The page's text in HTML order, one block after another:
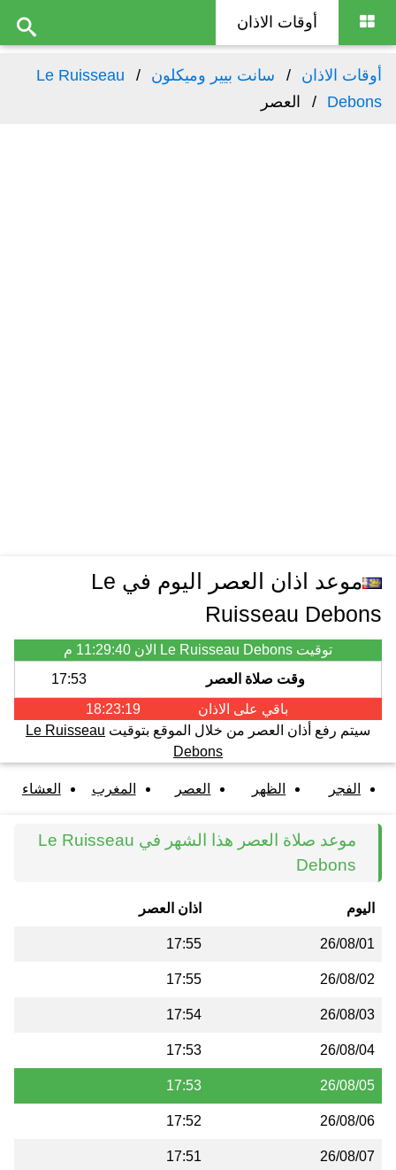
أوقات الاذان
أوقات الاذان سانت بيير وميكلون
Le Ruisseau
Debons
العصر
موعد اذان العصر اليوم في Le
Ruisseau Debons
توقيت Le Ruisseau Debons الان
11:29:40 م
وقت صلاة العصر
17:53
باقي على الاذان
18:23:19
سيتم رفع أذان العصر من خلال الموقع بتوقيت Le Ruisseau
Debons
الفجر الظهر العصر المغرب العشاء
موعد صلاة العصر هذا الشهر في Le Ruisseau
Debons
اليوم اذان العصر
26/08/01
17:55
26/08/02
17:55
26/08/03
17:54
26/08/04
17:53
26/08/05
17:53
26/08/06
17:52
26/08/07
17:51